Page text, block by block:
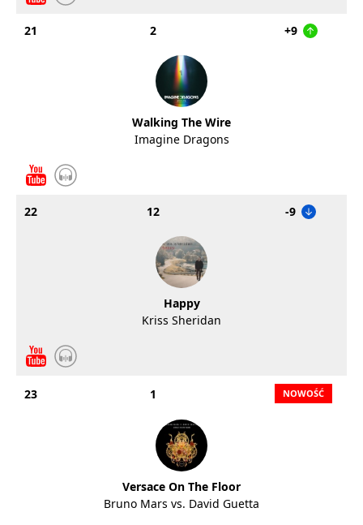
21 2 +9
Walking The Wire
Imagine Dragons
22 12 -9
Happy
Kriss Sheridan
23 1
Versace On The Floor
Bruno Mars vs. David Guetta